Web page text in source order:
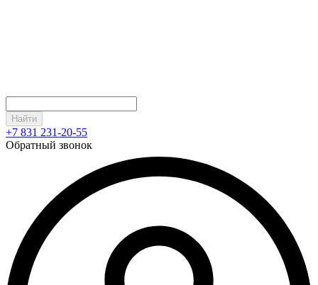
Найти
+7 831 231-20-55
Обратный звонок